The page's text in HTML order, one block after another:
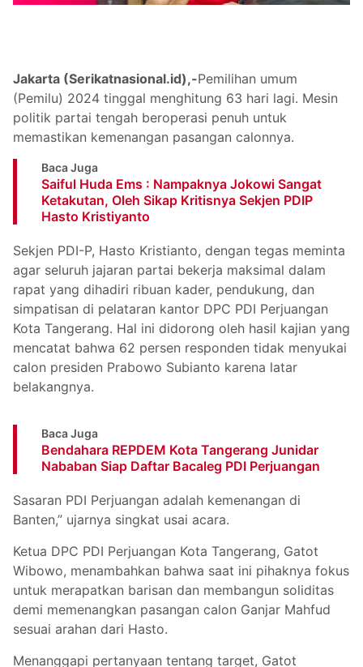
Jakarta (Serikatnasional.id),-Pemilihan umum
(Pemilu) 2024 tinggal menghitung 63 hari lagi. Mesin
politik partai tengah beroperasi penuh untuk
memastikan kemenangan pasangan calonnya.
Baca Juga
Saiful Huda Ems : Nampaknya Jokowi Sangat
Ketakutan, Oleh Sikap Kritisnya Sekjen PDIP
Hasto Kristiyanto
Sekjen PDI-P, Hasto Kristianto, dengan tegas meminta
agar seluruh jajaran partai bekerja maksimal dalam
rapat yang dihadiri ribuan kader, pendukung, dan
simpatisan di pelataran kantor DPC PDI Perjuangan
Kota Tangerang. Hal ini didorong oleh hasil kajian yang
mencatat bahwa 62 persen responden tidak menyukai
calon presiden Prabowo Subianto karena latar
belakangnya.
Baca Juga
Bendahara REPDEM Kota Tangerang Junidar
Nababan Siap Daftar Bacaleg PDI Perjuangan
Sasaran PDI Perjuangan adalah kemenangan di
Banten,” ujarnya singkat usai acara.
Ketua DPC PDI Perjuangan Kota Tangerang, Gatot
Wibowo, menambahkan bahwa saat ini pihaknya fokus
untuk merapatkan barisan dan membangun soliditas
demi memenangkan pasangan calon Ganjar Mahfud
sesuai arahan dari Hasto.
Menanggapi pertanyaan tentang target, Gatot